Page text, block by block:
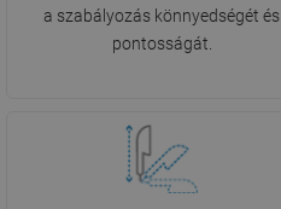
a szabályozás könnyedségét és
pontosságát.